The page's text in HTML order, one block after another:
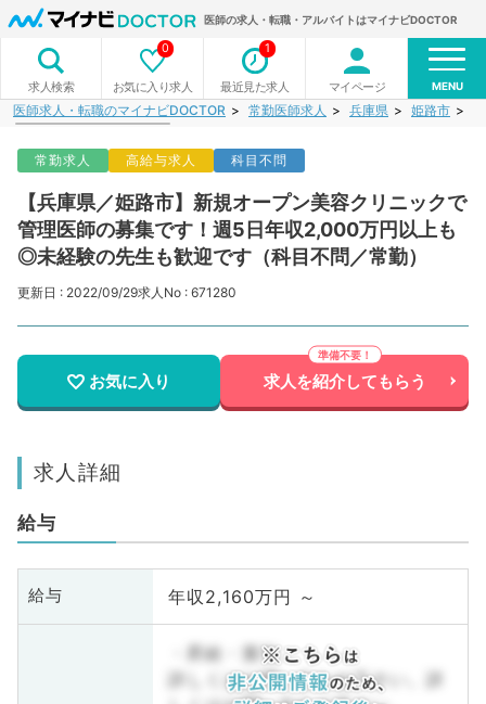
医師の求人・転職・アルバイトはマイナビDOCTOR
求人検索 お気に入り求人
0
最近見た求人
1
マイページ MENU
医師求人・転職のマイナビDOCTOR 常勤医師求人 兵庫県 姫路市
常勤求人 高給与求人 科目不問
【兵庫県／姫路市】新規オープン美容クリニックで
管理医師の募集です！週5日年収2,000万円以上も
◎未経験の先生も歓迎です（科目不問／常勤）
更新日 : 2022/09/29求人No : 671280
お気に入り 求人を紹介してもらう
求人詳細
給与
給与 年収2,160万円 ～
・昇給・賞与
詳しくはお問い合わせ下さい。詳